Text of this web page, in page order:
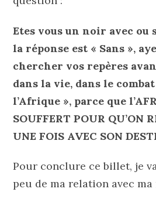
Etes vous un noir avec ou
la réponse est « Sans »,
chercher vos repères
dans la vie, dans le
l’Afrique », parce que
SOUFFERT POUR QU’ON
UNE FOIS AVEC SON
Pour conclure ce billet, je
peu de ma relation avec ma